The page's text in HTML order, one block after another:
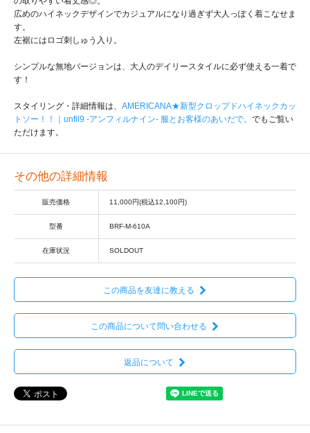
広めのハイネックデザインでカジュアルになり過ぎず大人っぽく着こなせま
す。
左裾にはロゴ刺しゅう入り。
シンプルな無地バージョンは、大人のデイリースタイルに必ず使える一着で
す！
スタイリング・詳細情報は、 AMERICANA★新型クロップドハイネックカッ
トソー！！｜unfil9 -アンフィルナイン- 服とお客様のあいだで。 でもご覧い
ただけます。
その他の詳細情報
販売価格 11,000円(税込12,100円)
型番 BRF-M-610A
在庫状況 SOLDOUT
この商品を友達に教える
この商品について問い合わせる
返品について